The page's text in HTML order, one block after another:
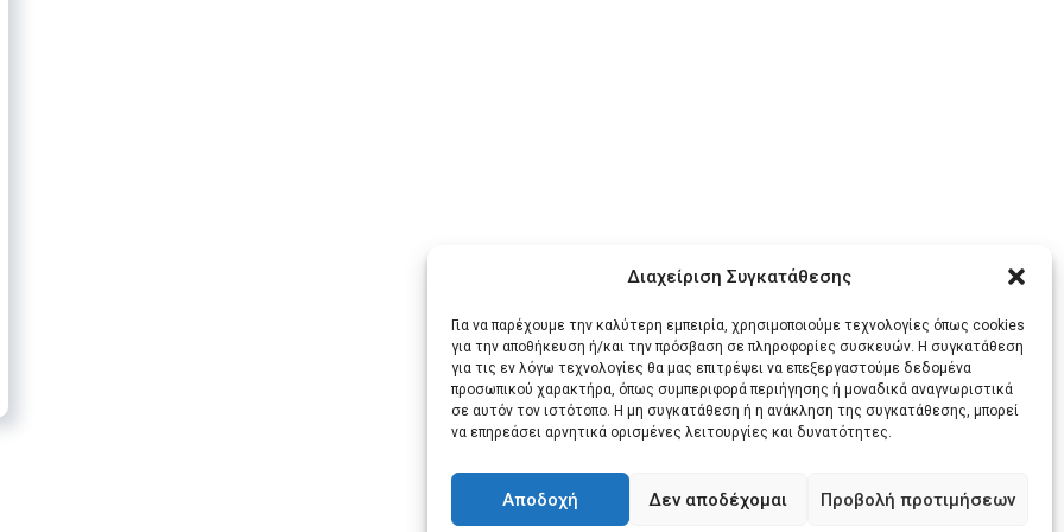
Διαχείριση Συγκατάθεσης
Για να παρέχουμε την καλύτερη εμπειρία, χρησιμοποιούμε τεχνολογίες όπως cookies
για την αποθήκευση ή/και την πρόσβαση σε πληροφορίες συσκευών. Η συγκατάθεση
για τις εν λόγω τεχνολογίες θα μας επιτρέψει να επεξεργαστούμε δεδομένα
προσωπικού χαρακτήρα, όπως συμπεριφορά περιήγησης ή μοναδικά αναγνωριστικά
σε αυτόν τον ιστότοπο. Η μη συγκατάθεση ή η ανάκληση της συγκατάθεσης, μπορεί
να επηρεάσει αρνητικά ορισμένες λειτουργίες και δυνατότητες.
Αποδοχή Δεν αποδέχομαι Προβολή προτιμήσεων